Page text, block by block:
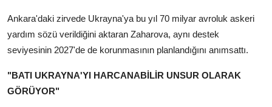
Ankara'daki zirvede Ukrayna'ya bu yıl 70 milyar avroluk askeri
yardım sözü verildiğini aktaran Zaharova, aynı destek
seviyesinin 2027'de de korunmasının planlandığını anımsattı.
"BATI UKRAYNA'YI HARCANABİLİR UNSUR OLARAK
GÖRÜYOR"